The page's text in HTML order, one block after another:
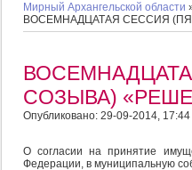
Мирный Архангельской области
ВОСЕМНАДЦАТАЯ СЕССИЯ
СОЗЫВА)
Опубликовано: 29-09-2014, 17:44
О согласии на принятие
Федерации, в муниципальную